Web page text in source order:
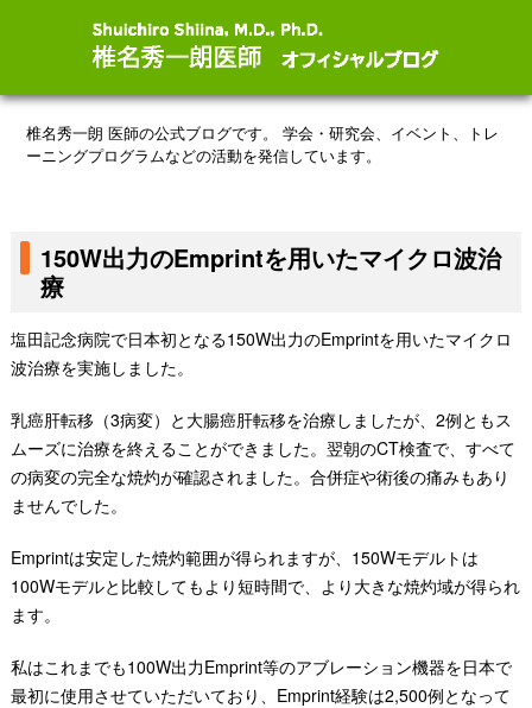
椎名秀一朗 医師の公式ブログです。
学会・研究会、イベント、トレ
ーニングプログラムなどの活動を発信しています。
150W出力のEmprintを用いたマイクロ波治
療
塩田記念病院で日本初となる150W出力のEmprintを用いたマイクロ
波治療を実施しました。
乳癌肝転移（3病変）と大腸癌肝転移を治療しましたが、2例ともス
ムーズに治療を終えることができました。翌朝のCT検査で、すべて
の病変の完全な焼灼が確認されました。合併症や術後の痛みもあり
ませんでした。
Emprintは安定した焼灼範囲が得られますが、150Wモデルトは
100Wモデルと比較してもより短時間で、より大きな焼灼域が得られ
ます。
私はこれまでも100W出力Emprint等のアブレーション機器を日本で
最初に使用させていただいており、Emprint経験は2,500例となって